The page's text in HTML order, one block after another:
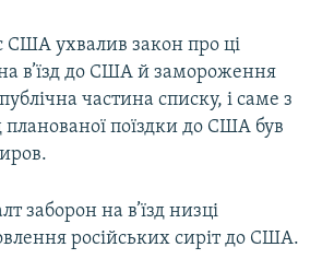
США ухвалив закон про ці
в’їзд до США й замороження
частина списку, і саме з
планованої поїздки до США був
заборон на в’їзд низці
російських сиріт до США.